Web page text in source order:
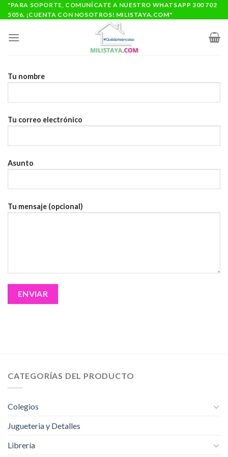
Saltar
al
"PARA SOPORTE, COMUNÍCATE A NUESTRO WHATSAPP 300 702
5056. ¡CUENTA CON NOSOTROS! MILISTAYA.COM"
Tu nombre
Tu correo electrónico
Asunto
Tu mensaje (opcional)
CATEGORÍAS DEL PRODUCTO
Colegios
Jugueteria y Detalles
Librería